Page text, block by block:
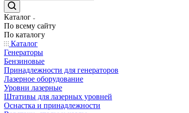
Каталог
По всему сайту
По каталогу
Каталог
Генераторы
Бензиновые
Принадлежности для генераторов
Лазерное оборудование
Уровни лазерные
Штативы для лазерных уровней
Оснастка и принадлежности